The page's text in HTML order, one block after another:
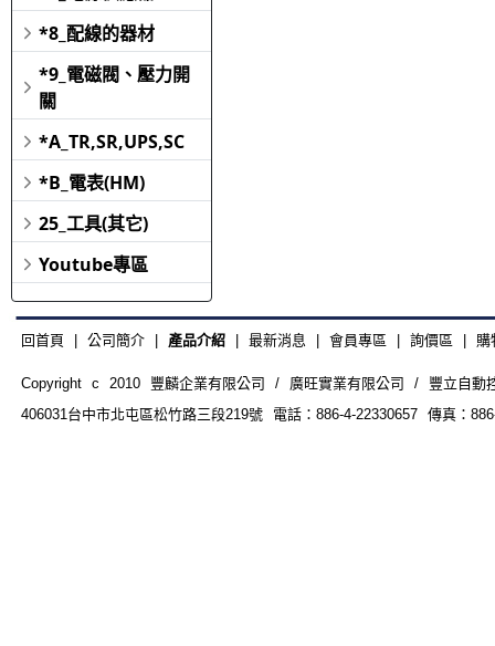
*8_配線的器材
*9_電磁閥、壓力開
關
*A_TR,SR,UPS,SC
*B_電表(HM)
25_工具(其它)
Youtube專區
回首頁 公司簡介| 產品介紹| 最新消息 會員專區 詢價區 購
Copyright c 2010 豐麟企業有限公司 / 廣旺實業有限公司 / 豐立自動
406031台中市北屯區松竹路三段219號 電話：886-4-22330657 傳真：